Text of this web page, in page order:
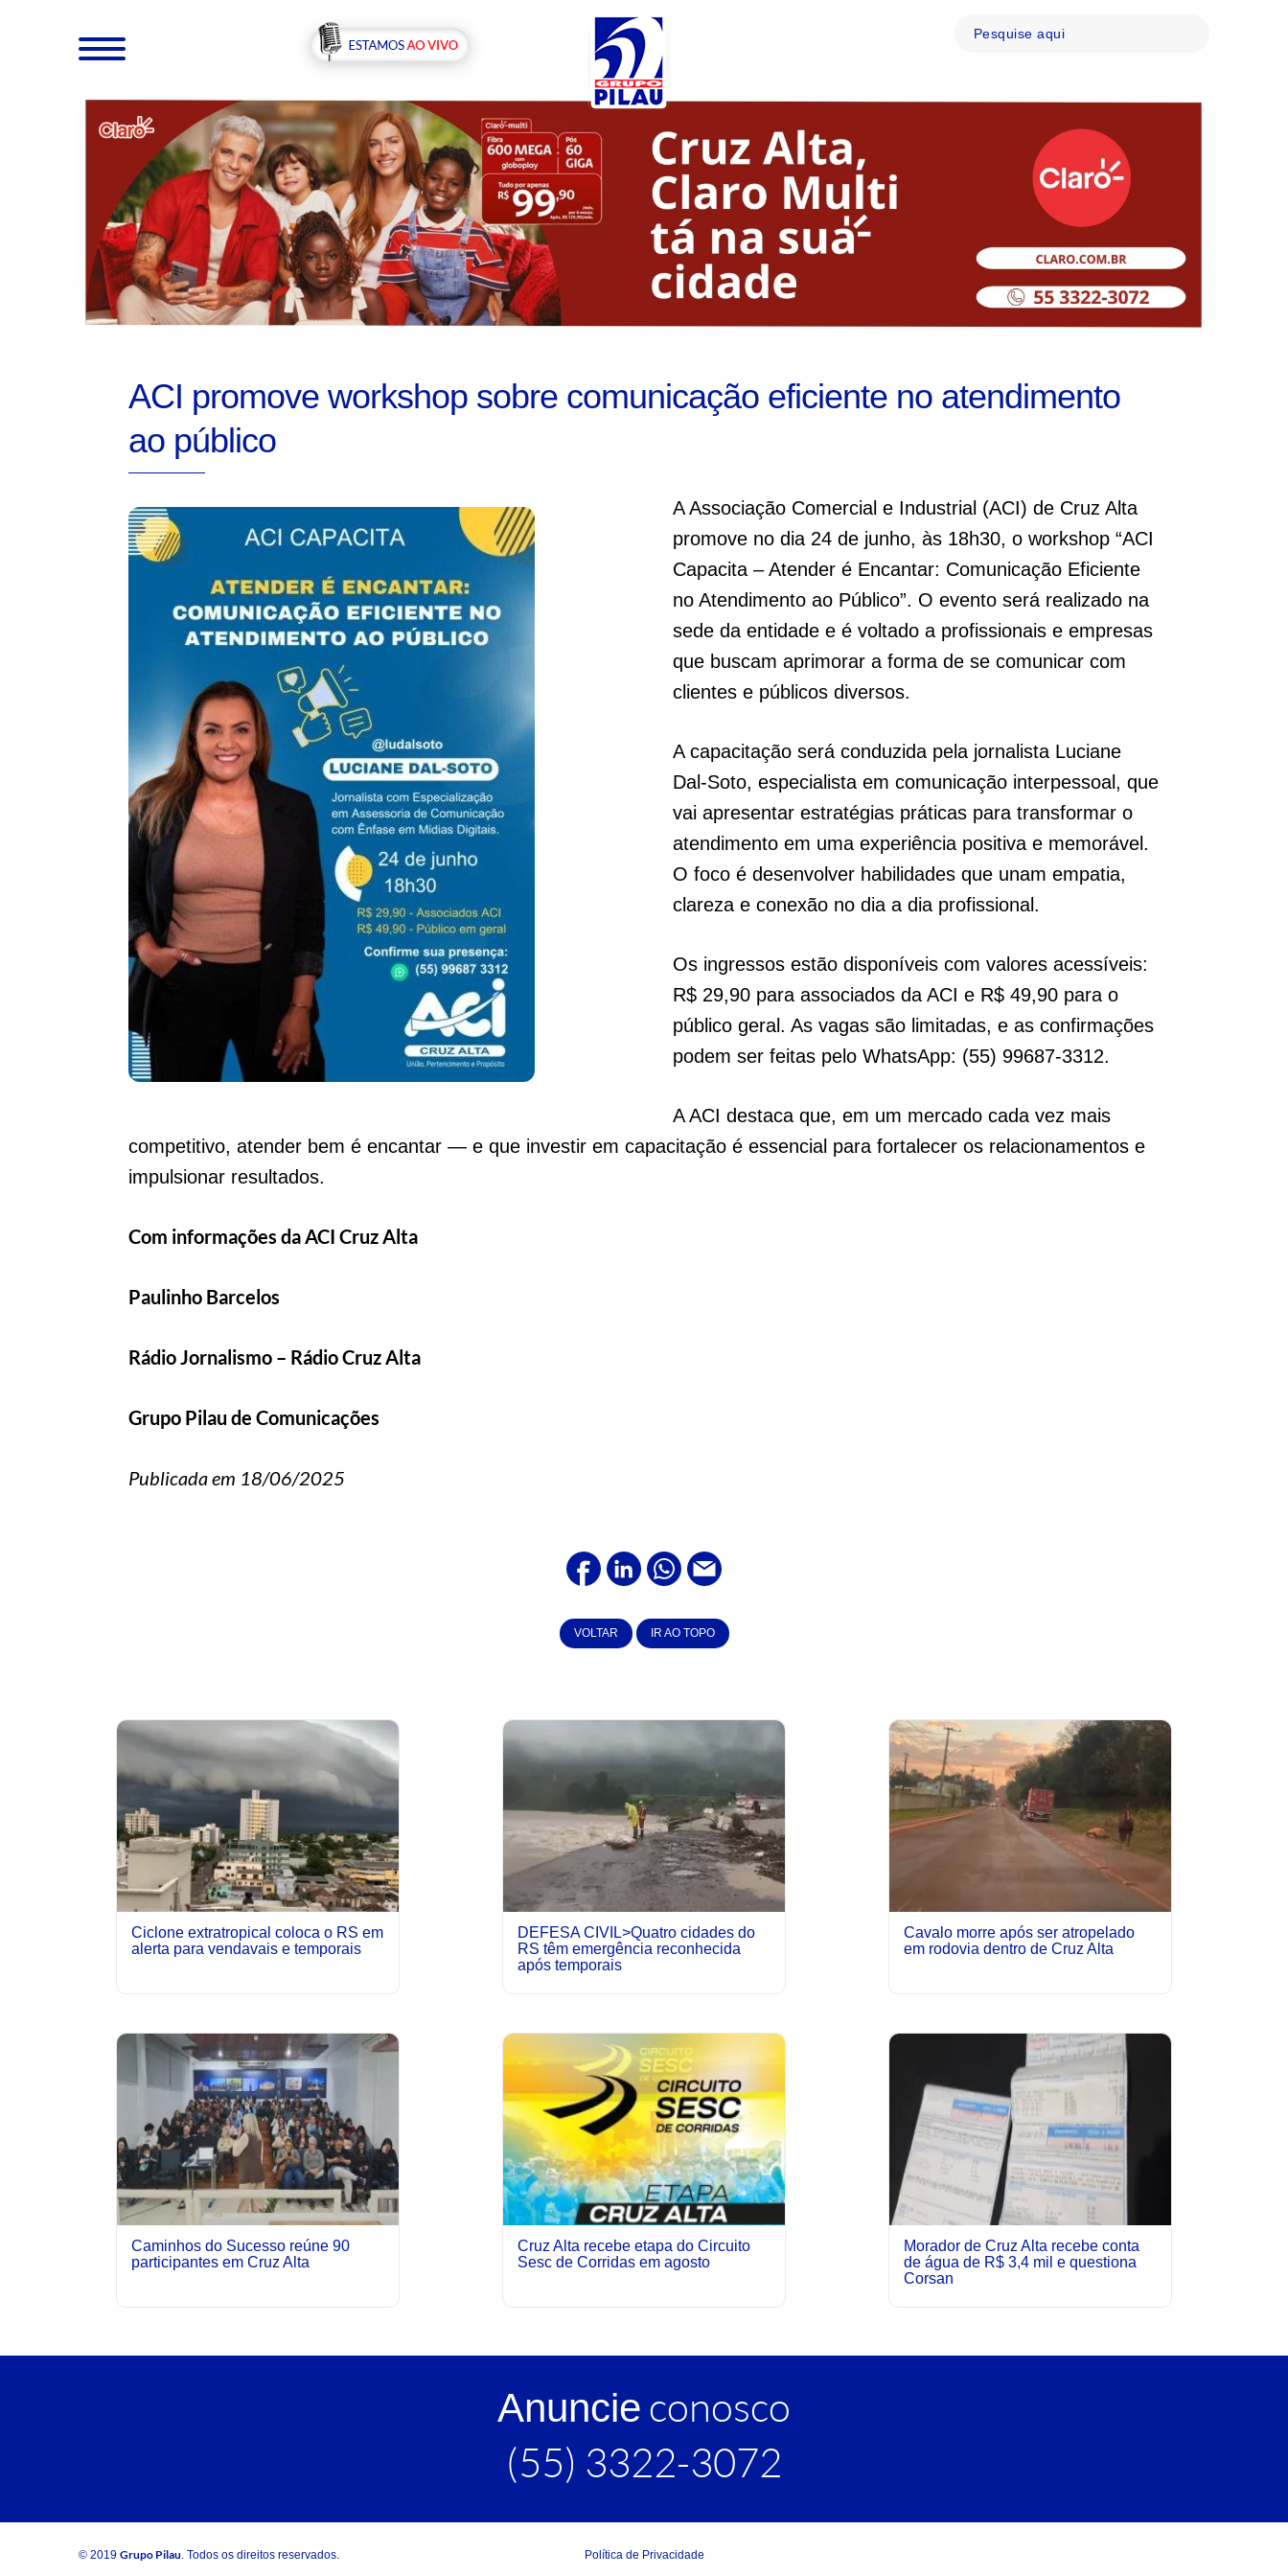
ACI promove workshop sobre comunicação eficiente no atendimento
ao público
A Associação Comercial e Industrial (ACI) de Cruz Alta
promove no dia 24 de junho, às 18h30, o workshop “ACI
Capacita – Atender é Encantar: Comunicação Eficiente
no Atendimento ao Público”. O evento será realizado na
sede da entidade e é voltado a profissionais e empresas
que buscam aprimorar a forma de se comunicar com
clientes e públicos diversos.
A capacitação será conduzida pela jornalista Luciane
Dal-Soto, especialista em comunicação interpessoal, que
vai apresentar estratégias práticas para transformar o
atendimento em uma experiência positiva e memorável.
O foco é desenvolver habilidades que unam empatia,
clareza e conexão no dia a dia profissional.
Os ingressos estão disponíveis com valores acessíveis:
R$ 29,90 para associados da ACI e R$ 49,90 para o
público geral. As vagas são limitadas, e as confirmações
podem ser feitas pelo WhatsApp: (55) 99687-3312.
A ACI destaca que, em um mercado cada vez mais
competitivo, atender bem é encantar — e que investir em capacitação é essencial para fortalecer os relacionamentos e
impulsionar resultados.
Com informações da ACI Cruz Alta
Paulinho Barcelos
Rádio Jornalismo – Rádio Cruz Alta
Grupo Pilau de Comunicações
Publicada em 18/06/2025
VOLTAR IR AO TOPO
Ciclone extratropical coloca o RS em
alerta para vendavais e temporais
DEFESA CIVIL>Quatro cidades do
RS têm emergência reconhecida
após temporais
Cavalo morre após ser atropelado
em rodovia dentro de Cruz Alta
Caminhos do Sucesso reúne 90
participantes em Cruz Alta
Cruz Alta recebe etapa do Circuito
Sesc de Corridas em agosto
Morador de Cruz Alta recebe conta
de água de R$ 3,4 mil e questiona
Corsan
Anuncie conosco
(55) 3322-3072
© 2019Grupo Pilau. Todos os direitos reservados. Política de Privacidade